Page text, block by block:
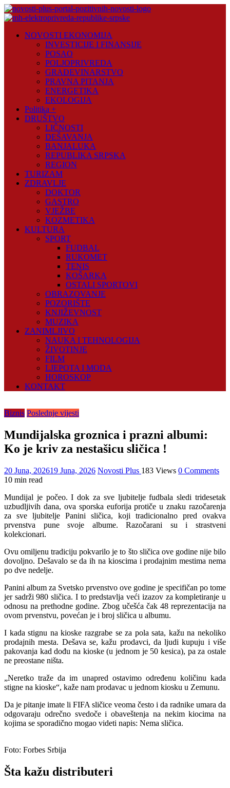
Skip
to
Plus
NOVOSTI EKONOMIJA
INVESTICIJE I FINANSIJE
POSAO
POLJOPRIVREDA
GRAĐEVINARSTVO
PRAVNA PITANJA
ENERGETIKA
EKOLOGIJA
Politika +
DRUŠTVO
LIČNOSTI
DEŠAVANJA
BANJALUKA
REPUBLIKA SRPSKA
REGION
TURIZAM
ZDRAVLJE
DOKTOR
GASTRO
VJEŽBE
KOZMETIKA
KULTURA
SPORT
FUDBAL
RUKOMET
TENIS
KOŠARKA
OSTALI SPORTOVI
OBRAZOVANJE
POZORIŠTE
KNJIŽEVNOST
MUZIKA
ZANIMLJIVO
NAUKA I TEHNOLOGIJA
ŽIVOTINJE
FILM
LJEPOTA I MODA
HOROSKOP
KONTAKT
Biznis Poslednje vijesti
Mundijalska groznica i prazni albumi:
Ko je kriv za nestašicu sličica !
20 Juna, 202619 Juna, 2026 Novosti Plus 183 Views 0 Comments
10 min read
Mundijal je počeo. I dok za sve ljubitelje fudbala sledi tridesetak
uzbudljivih dana, ova sporska euforija protiče u znaku razočarenja
za sve ljubitelje Panini sličica, koji tradicionalno pred ovakva
prvenstva pune svoje albume. Razočarani su i strastveni
kolekcionari.
Ovu omiljenu tradiciju pokvarilo je to što sličica ove godine nije bilo
dovoljno. Dešavalo se da ih na kioscima i prodajnim mestima nema
po dve nedelje.
Panini album za Svetsko prvenstvo ove godine je specifičan po tome
jer sadrži 980 sličica. I to predstavlja veći izazov za kompletiranje u
odnosu na prethodne godine. Zbog učešća čak 48 reprezentacija na
ovom prvenstvu, povećan je i broj sličica u albumu.
I kada stignu na kioske razgrabe se za pola sata, kažu na nekoliko
prodajnih mesta. Dešava se, kažu prodavci, da ljudi kupuju i više
pakovanja kad dođu na kioske (u jednom je 50 kesica), pa za ostale
ne preostane ništa.
„Neretko traže da im unapred ostavimo određenu količinu kada
stigne na kioske“, kaže nam prodavac u jednom kiosku u Zemunu.
Da je pitanje imate li FIFA sličice veoma često i da radnike umara da
odgovaraju odrečno svedoče i obaveštenja na nekim kiocima na
kojima se sporadično mogao videti napis: Nema sličica.
Foto: Forbes Srbija
Šta kažu distributeri